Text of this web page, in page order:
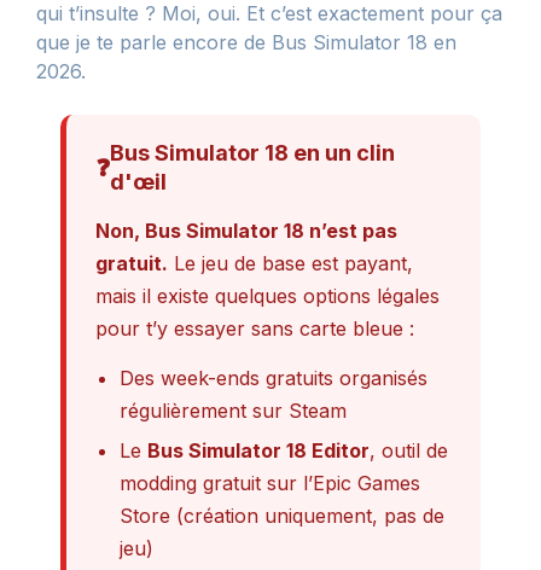
qui t’insulte ? Moi, oui. Et c’est exactement pour ça
que je te parle encore de Bus Simulator 18 en
2026.
❓
Bus Simulator 18 en un clin
d'œil
Non, Bus Simulator 18 n’est pas
gratuit. Le jeu de base est payant,
mais il existe quelques options légales
pour t’y essayer sans carte bleue :
Des week-ends gratuits organisés
régulièrement sur Steam
Le Bus Simulator 18 Editor, outil de
modding gratuit sur l’Epic Games
Store (création uniquement, pas de
jeu)